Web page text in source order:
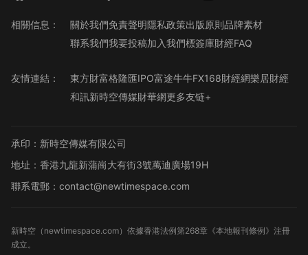
相關信息： 關於我們免責聲明隱私政策出版原則品牌素材
聯系我們我要投稿加入我們標簽庫財經FAQ
友情連結： 東方財富格隆匯IPO富途牛牛FX168財經網樂居財經
和訊新時空傳媒財華網更多友链+
承印：新時空傳媒有限公司
地址：香港九龍新蒲崗大有街3號萬迪廣場19H
聯系電郵：contact@newtimespace.com
新時空（ newtimespace.com）依據香港法例第268章《本地報刊條例》注冊
成立。